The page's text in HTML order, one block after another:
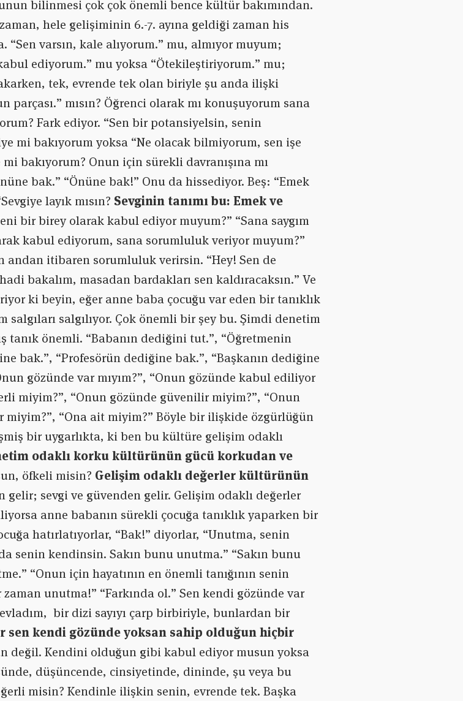
bilinmesi çok çok önemli bence kültür bakımından.
hele gelişiminin 6.-7. ayına geldiği zaman his
varsın, kale alıyorum.” mu, almıyor muyum;
ediyorum.” mu yoksa “Ötekileştiriyorum.” mu;
tek, evrende tek olan biriyle şu anda ilişki
parçası.” mısın? Öğrenci olarak mı konuşuyorum sana
Fark ediyor. “Sen bir potansiyelsin, senin
mi bakıyorum yoksa “Ne olacak bilmiyorum, sen işe
bakıyorum? Onun için sürekli davranışına mı
bak.” “Önüne bak!” Onu da hissediyor. Beş: “Emek
layık mısın? Sevginin tanımı bu: Emek ve
bir birey olarak kabul ediyor muyum?” “Sana saygım
kabul ediyorum, sana sorumluluk veriyor muyum?”
itibaren sorumluluk verirsin. “Hey! Sen de
bakalım, masadan bardakları sen kaldıracaksın.” Ve
ki beyin, eğer anne baba çocuğu var eden bir tanıklık
salgılıyor. Çok önemli bir şey bu. Şimdi denetim
tanık önemli. “Babanın dediğini tut.”, “Öğretmenin
bak.”, “Profesörün dediğine bak.”, “Başkanın dediğine
gözünde var mıyım?”, “Onun gözünde kabul ediliyor
miyim?”, “Onun gözünde güvenilir miyim?”, “Onun
miyim?”, “Ona ait miyim?” Böyle bir ilişkide özgürlüğün
bir uygarlıkta, ki ben bu kültüre gelişim odaklı
odaklı korku kültürünün gücü korkudan ve
öfkeli misin? Gelişim odaklı değerler kültürünün
gelir; sevgi ve güvenden gelir. Gelişim odaklı değerler
anne babanın sürekli çocuğa tanıklık yaparken bir
hatırlatıyorlar, “Bak!” diyorlar, “Unutma, senin
senin kendinsin. Sakın bunu unutma.” “Sakın bunu
“Onun için hayatının en önemli tanığının senin
unutma!” “Farkında ol.” Sen kendi gözünde var
evladım, bir dizi sayıyı çarp birbiriyle, bunlardan bir
sen kendi gözünde yoksan sahip olduğun hiçbir
değil. Kendini olduğun gibi kabul ediyor musun yoksa
düşüncende, cinsiyetinde, dininde, şu veya bu
misin? Kendinle ilişkin senin, evrende tek. Başka